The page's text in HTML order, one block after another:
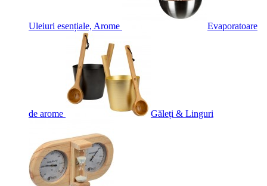
Uleiuri esențiale, Arome Evaporatoare
de arome Găleți & Linguri